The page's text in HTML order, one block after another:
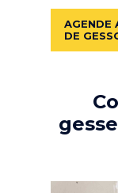
AGENDE
DE